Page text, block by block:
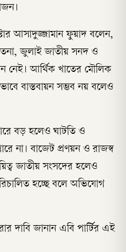
আসাদুজ্জামান ফুয়াদ বলেন,
জুলাই জাতীয় সনদ ও
নেই। আর্থিক খাতের মৌলিক
বাস্তবায়ন সম্ভব নয় বলেও
বড় হলেও ঘাটতি ও
না। বাজেট প্রণয়ন ও রাজস্ব
জাতীয় সংসদের হলেও
হচ্ছে বলে অভিযোগ
দাবি জানান এবি পার্টির এই